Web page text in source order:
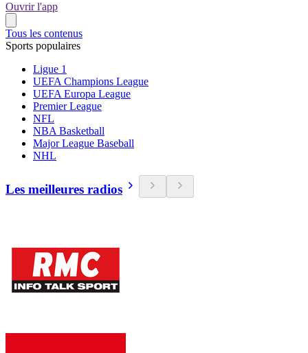
Ouvrir l'app
Tous les contenus
Sports populaires
Ligue 1
UEFA Champions League
UEFA Europa League
Premier League
NFL
NBA Basketball
Major League Baseball
NHL
Les meilleures radios